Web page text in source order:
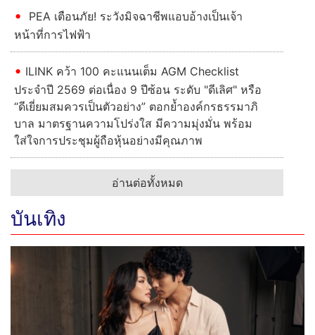
PEA เตือนภัย! ระวังมิจฉาชีพแอบอ้างเป็นเจ้า
หน้าที่การไฟฟ้า
ILINK คว้า 100 คะแนนเต็ม AGM Checklist
ประจำปี 2569 ต่อเนื่อง 9 ปีซ้อน ระดับ "ดีเลิศ" หรือ
“ดีเยี่ยมสมควรเป็นตัวอย่าง” ตอกย้ำองค์กรธรรมาภิ
บาล มาตรฐานความโปร่งใส มีความมุ่งมั่น พร้อม
ใส่ใจการประชุมผู้ถือหุ้นอย่างมีคุณภาพ
อ่านต่อทั้งหมด
บันเทิง